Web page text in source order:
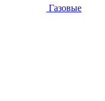
Газовые